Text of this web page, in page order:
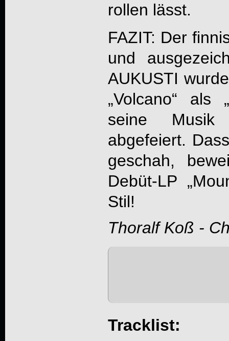
rollen lässt.
FAZIT: Der
und
AUKUSTI
„Volcano“ als
seine
abgefeiert.
geschah,
Debüt-LP „
Stil!
Thoralf Koß -
Tracklist: